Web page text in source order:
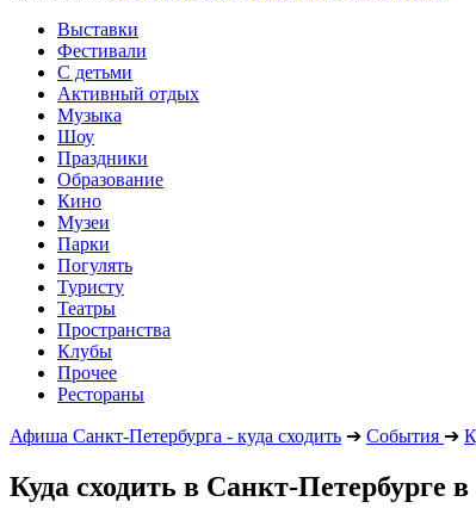
Выставки
Фестивали
С детьми
Активный отдых
Музыка
Шоу
Праздники
Образование
Кино
Музеи
Парки
Погулять
Туристу
Театры
Пространства
Клубы
Прочее
Рестораны
Афиша Санкт-Петербурга - куда сходить ➔ События ➔
Куда сходить в Санкт-Петербурге в